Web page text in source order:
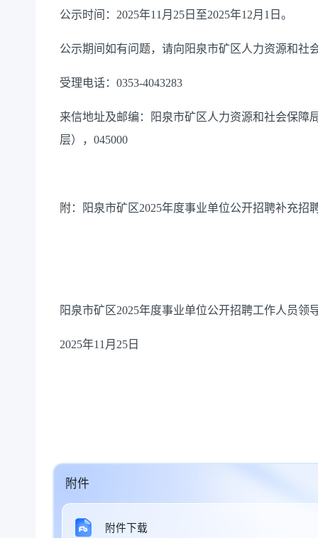
公示时间：2025年11月25日至2025年12月1日。
公示期间如有问题，请向阳泉市矿区人力资源和社
受理电话：0353-4043283
来信地址及邮编：阳泉市矿区人力资源和社会保障
层），045000
附：阳泉市矿区2025年度事业单位公开招聘补充
阳泉市矿区2025年度事业单位公开招聘工作人员领
2025年11月25日
附件
附件下载